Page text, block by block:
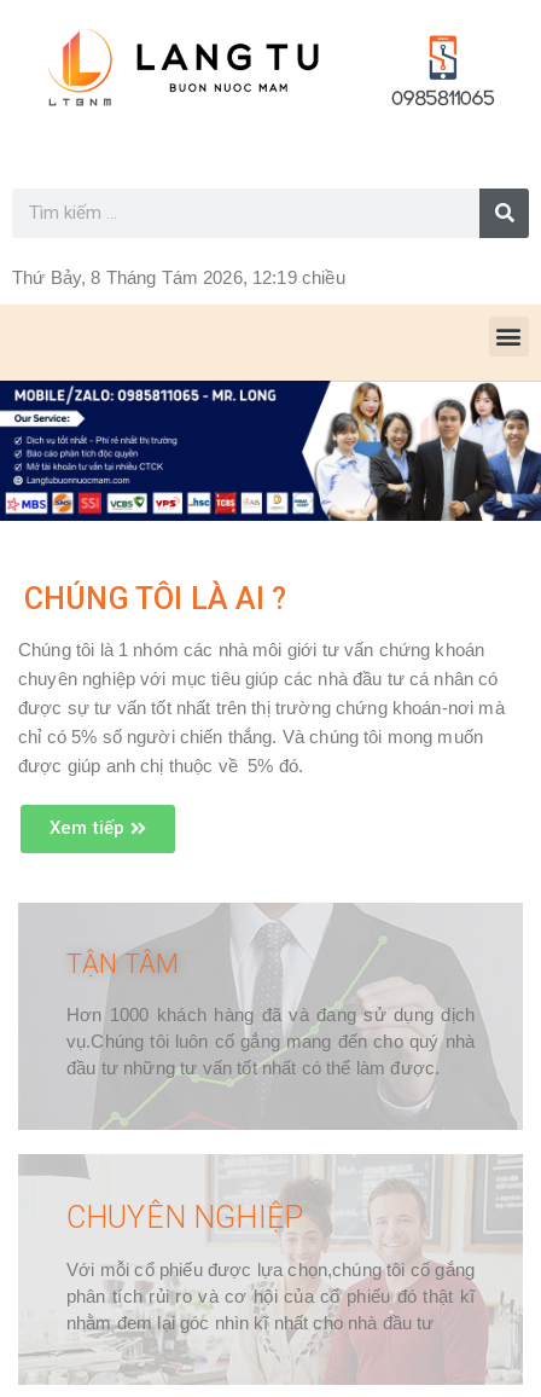
Thứ Bảy, 8 Tháng Tám 2026, 12:19 chiều
CHÚNG TÔI LÀ AI ?
Chúng tôi là 1 nhóm các nhà môi giới tư vấn chứng khoán
chuyên nghiệp với mục tiêu giúp các nhà đầu tư cá nhân có
được sự tư vấn tốt nhất trên thị trường chứng khoán-nơi mà
chỉ có 5% số người chiến thắng. Và chúng tôi mong muốn
được giúp anh chị thuộc về 5% đó.
Xem tiếp
TẬN TÂM
Hơn 1000 khách hàng đã và đang sử dụng dịch
vụ.Chúng tôi luôn cố gắng mang đến cho quý nhà
đầu tư những tư vấn tốt nhất có thể làm được.
CHUYÊN NGHIỆP
Với mỗi cổ phiếu được lựa chọn,chúng tôi cố gắng
phân tích rủi ro và cơ hội của cổ phiếu đó thật kĩ
nhằm đem lại góc nhìn kĩ nhất cho nhà đầu tư